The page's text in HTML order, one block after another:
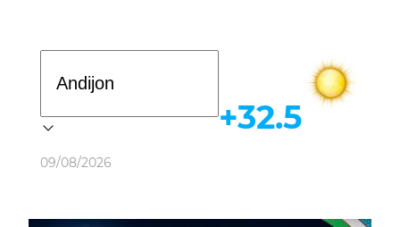
Ob-havo
09/08/2026
+32.5